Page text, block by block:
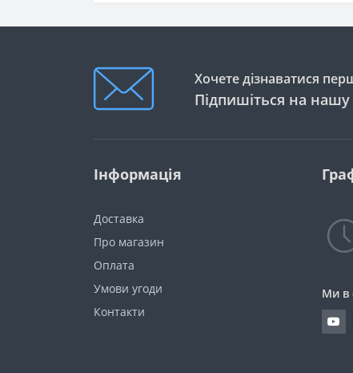
Хочете дізнаватися
Підпишіться на нашу
Інформація
Доставка
Про магазин
Оплата
Умови угоди
Контакти
Ми в